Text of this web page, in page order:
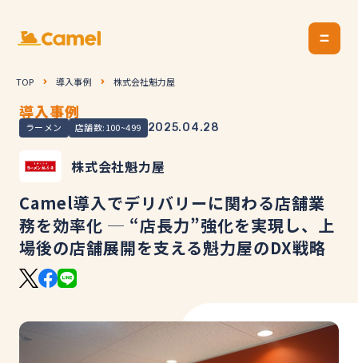
TOP 導入事例 株式会社魁力屋
導入事例
ラーメン 店舗数:100~499 2025.04.28
株式会社魁力屋
Camel導入でデリバリーに関わる店舗業
務を効率化 ─ “店長力”強化を実現し、上
場後の店舗展開を支える魁力屋のDX戦略